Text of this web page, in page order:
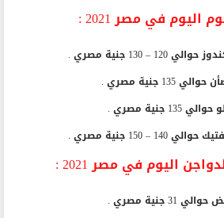
اليوم في مصر 2021 :
– 130 جنية مصري .
جنية مصري .
جنية مصري .
– 150 جنية مصري .
اليوم في مصر 2021 :
جنية مصري .